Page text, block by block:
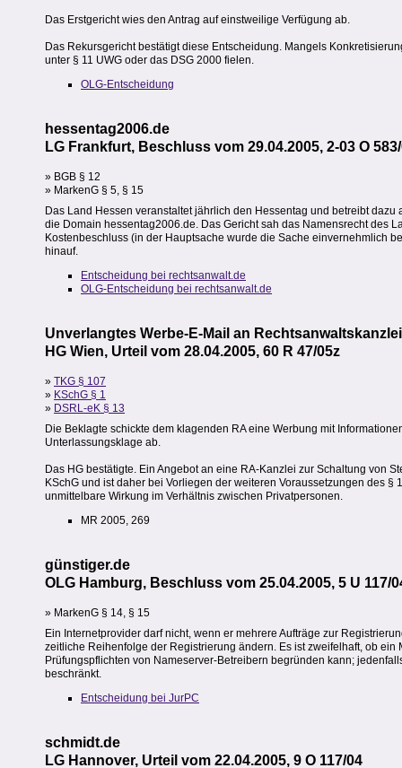
Das Erstgericht wies den Antrag auf einstweilige Verfügung ab.
Das Rekursgericht bestätigt diese Entscheidung. Mangels
unter § 11 UWG oder das DSG 2000 fielen.
OLG-Entscheidung
hessentag2006.de
LG Frankfurt, Beschluss vom 29.04.2005, 2-03 O
» BGB § 12
» MarkenG § 5, § 15
Das Land Hessen veranstaltet jährlich den Hessentag und betreibt
die Domain hessentag2006.de. Das Gericht sah das Namensrecht des
Kostenbeschluss (in der Hauptsache wurde die Sache einvernehmlich
hinauf.
Entscheidung bei rechtsanwalt.de
OLG-Entscheidung bei rechtsanwalt.de
Unverlangtes Werbe-E-Mail an Rechtsanwaltskanzlei
HG Wien, Urteil vom 28.04.2005, 60 R 47/05z
» TKG § 107
» KSchG § 1
» DSRL-eK § 13
Die Beklagte schickte dem klagenden RA eine Werbung mit
Unterlassungsklage ab.
Das HG bestätigte. Ein Angebot an eine RA-Kanzlei zur Schaltung von
KSchG und ist daher bei Vorliegen der weiteren Voraussetzungen des
unmittelbare Wirkung im Verhältnis zwischen Privatpersonen.
MR 2005, 269
günstiger.de
OLG Hamburg, Beschluss vom 25.04.2005, 5 U 117/
» MarkenG § 14, § 15
Ein Internetprovider darf nicht, wenn er mehrere Aufträge zur
zeitliche Reihenfolge der Registrierung ändern. Es ist zweifelhaft, ob
Prüfungspflichten von Nameserver-Betreibern begründen kann;
beschränkt.
Entscheidung bei JurPC
schmidt.de
LG Hannover, Urteil vom 22.04.2005, 9 O 117/04